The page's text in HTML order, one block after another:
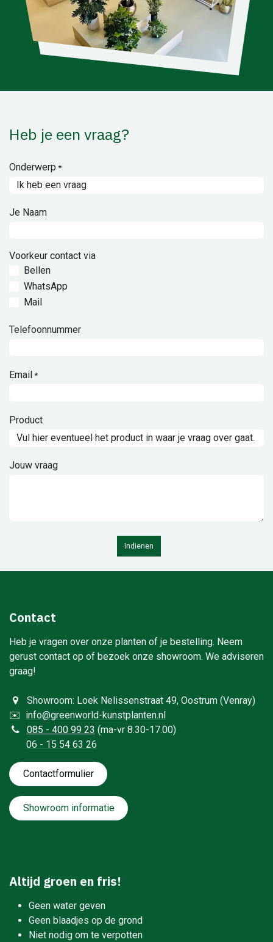
Heb je een vraag?
Onderwerp *
Je Naam
Voorkeur contact via
Bellen
WhatsApp
Mail
Telefoonnummer
Email*
Product
Jouw vraag
Indienen
Contact
Heb je vragen over onze planten of je bestelling. Neem
gerust contact op of bezoek onze showroom. We adviseren
graag!
Showroom: Loek Nelissenstraat 49, Oostrum (Venray)
✉️ info@greenworld-kunstplanten.nl
085 - 400 99 23 (ma-vr 8.30-17.00)
06 - 15 54 63 26
Contactformulie​​​​​​​​r
Showroom informatie
Altijd groen en fris!
Geen water geven
Geen blaadjes op de grond
Niet nodig om te verpotten